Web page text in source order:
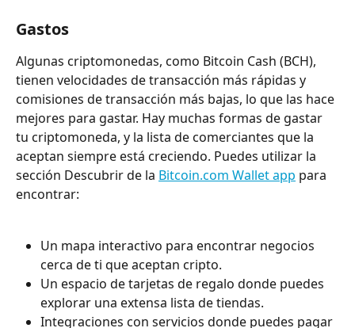
Gastos
Algunas criptomonedas, como Bitcoin Cash (BCH),
tienen velocidades de transacción más rápidas y
comisiones de transacción más bajas, lo que las hace
mejores para gastar. Hay muchas formas de gastar
tu criptomoneda, y la lista de comerciantes que la
aceptan siempre está creciendo. Puedes utilizar la
sección Descubrir de la Bitcoin.com Wallet app para
encontrar:
Un mapa interactivo para encontrar negocios
cerca de ti que aceptan cripto.
Un espacio de tarjetas de regalo donde puedes
explorar una extensa lista de tiendas.
Integraciones con servicios donde puedes pagar